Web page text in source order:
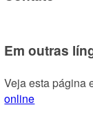
Em outras
Veja esta página
online